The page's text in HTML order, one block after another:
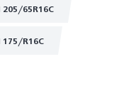
65R16C
R16C